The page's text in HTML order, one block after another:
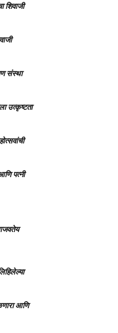
शिवाजी
संस्था
उत्कृष्टता
पत्नी
आणि